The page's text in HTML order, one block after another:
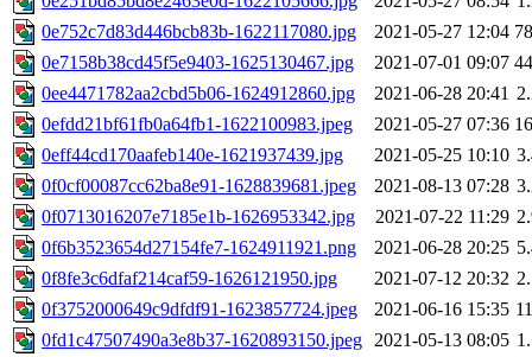
0e752c7d83d446bcb83b-1622117080.jpg
2021-05-27 12:04
0e7158b38cd45f5e9403-1625130467.jpg
2021-07-01 09:07
0ee4471782aa2cbd5b06-1624912860.jpg
2021-06-28 20:41
0efdd21bf61fb0a64fb1-1622100983.jpeg
2021-05-27 07:36
0eff44cd170aafeb140e-1621937439.jpg
2021-05-25 10:10
0f0cf00087cc62ba8e91-1628839681.jpeg
2021-08-13 07:28
0f0713016207e7185e1b-1626953342.jpg
2021-07-22 11:29
0f6b3523654d27154fe7-1624911921.png
2021-06-28 20:25
0f8fe3c6dfaf214caf59-1626121950.jpg
2021-07-12 20:32
0f3752000649c9dfdf91-1623857724.jpeg
2021-06-16 15:35
0fd1c47507490a3e8b37-1620893150.jpeg 2021-05-13 08:05